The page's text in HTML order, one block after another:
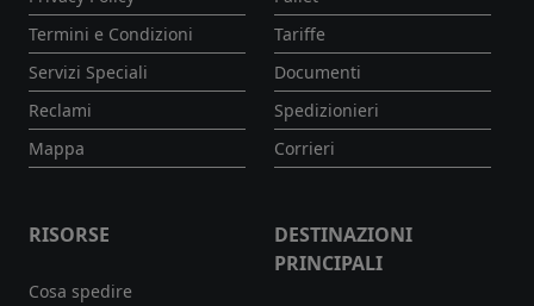
Termini e Condizioni
Servizi Speciali
Reclami
Mappa
Tariffe
Documenti
Spedizionieri
Corrieri
RISORSE
Cosa spedire
DESTINAZIONI
PRINCIPALI